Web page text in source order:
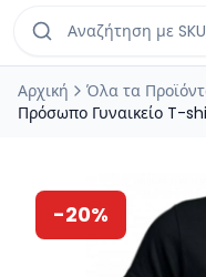
Αρχική Όλα τα
Πρόσωπο Γυναικείο T-
-20%